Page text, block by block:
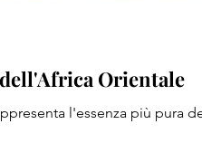
Orientale